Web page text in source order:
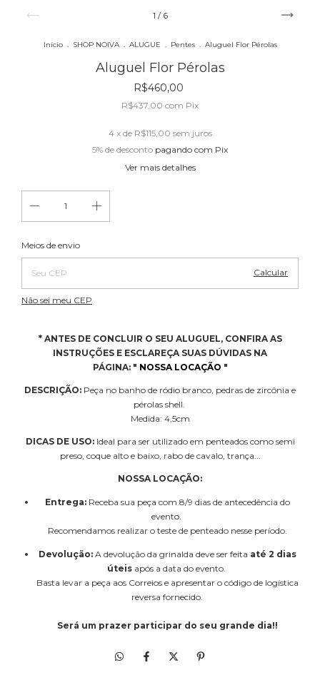
1 / 6
Início . SHOP NOIVA . ALUGUE . Pentes . Aluguel Flor Pérolas
Aluguel Flor Pérolas
R$460,00
R$437,00 com Pix
4 x de R$115,00 sem juros
5% de desconto pagando com Pix
Ver mais detalhes
Entregas para o CEP:
Meios de envio
Calcular
Não sei meu CEP
* ANTES DE CONCLUIR O SEU ALUGUEL, CONFIRA AS
INSTRUÇÕES E ESCLAREÇA SUAS DÚVIDAS NA
PÁGINA: " NOSSA LOCAÇÃO "
DESCRIÇÃO: Peça no banho de ródio branco, pedras de zircônia e
pérolas shell.
Medida: 4,5cm
DICAS DE USO:Ideal para ser utilizado em penteados como semi
preso, coque alto e baixo, rabo de cavalo, trança...
NOSSA LOCAÇÃO:
Entrega:Receba sua peça com 8/9 dias de antecedência do
evento.
Recomendamos realizar o teste de penteado nesse período.
Devolução:A devolução da grinalda deve ser feita até 2 dias
úteisapós a data do evento.
Basta levar a peça aos Correios e apresentar o código de logística
reversa fornecido.
Será um prazer participar do seu grande dia!!